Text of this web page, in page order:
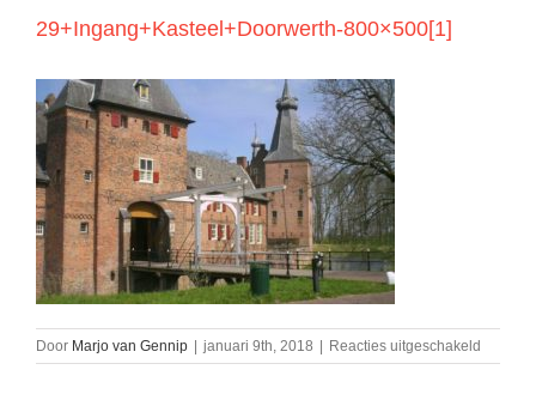
29+Ingang+Kasteel+Doorwerth-800×500[1]
Door Marjo van Gennip januari 9th, 2018 Reacties uitgeschakeld